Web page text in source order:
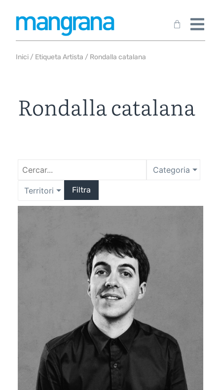
Inici / Etiqueta Artista / Rondalla catalana
Rondalla catalana
Categoria
Territori Filtra